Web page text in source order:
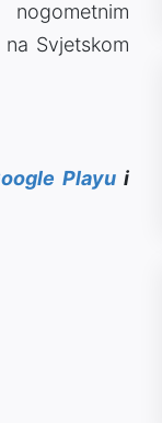
Svjetskom
Playui